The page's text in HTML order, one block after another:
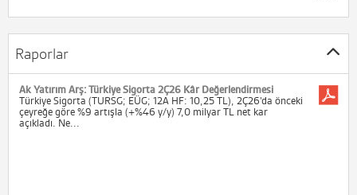
Raporlar
Ak Yatırım Arş: Türkiye Sigorta 2Ç26 Kâr Değerlendirmesi
Türkiye Sigorta (TURSG; EÜG; 12A HF: 10,25 TL), 2Ç26’da önceki
çeyreğe göre %9 artışla (+%46 y/y) 7,0 milyar TL net kar
açıkladı. Ne...